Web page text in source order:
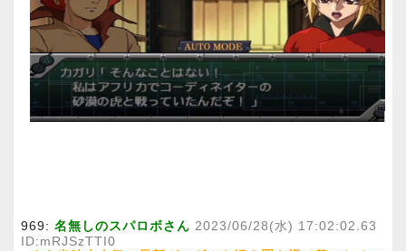
969: 名無しのスパロボさん 2023/06/28(水) 17:02:02.63
ID:mRJSzTTI0